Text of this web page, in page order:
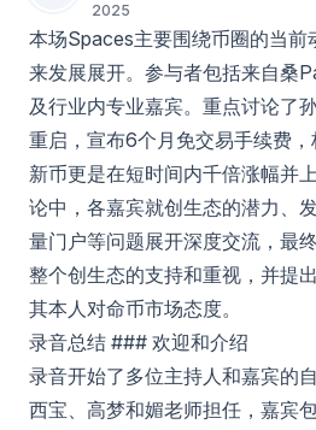
2025
本场Spaces主要围绕币圈的当前
来发展展开。参与者包括来自桑
及行业内专业嘉宾。重点讨论了
重启，宣布6个月免交易手续费
新币更是在短时间内千倍涨幅并
论中，各嘉宾就创生态的潜力、
量门户等问题展开深度交流，最
整个创生态的支持和重视，并提
其本人对命币市场态度。
录音总结 ### 欢迎和介绍
录音开始了多位主持人和嘉宾的
西宝、高梦和媚老师担任，嘉宾